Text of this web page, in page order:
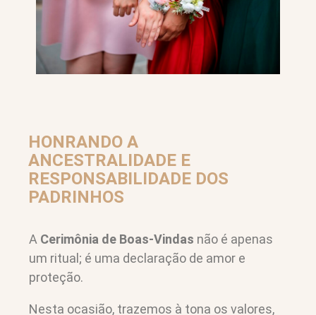
HONRANDO A
ANCESTRALIDADE E
RESPONSABILIDADE DOS
PADRINHOS
A Cerimônia de Boas-Vindas não é apenas
um ritual; é uma declaração de amor e
proteção.
Nesta ocasião, trazemos à tona os valores,